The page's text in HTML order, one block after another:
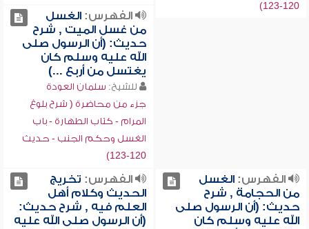
120-123)
الفهرس:الغسل
من غسل الميت , شرح
حديث: (أن الرسول صلى
الله عليه وسلم كان
يغتسل من أربع ...)
للشيخ: سلمان العودة
جزء من محاضرة ( شرح بلوغ
المرام - كتاب الطهارة - باب
الغسل وحكم الجنب - حديث
120-123)
الفهرس:الغسل
من الحجامة , شرح
حديث: (أن الرسول صلى
الله عليه وسلم كان
الفهرس: تخريج
الحديث وكلام أهل
العلم فيه , شرح حديث:
(أن الرسول صلى الله عليه